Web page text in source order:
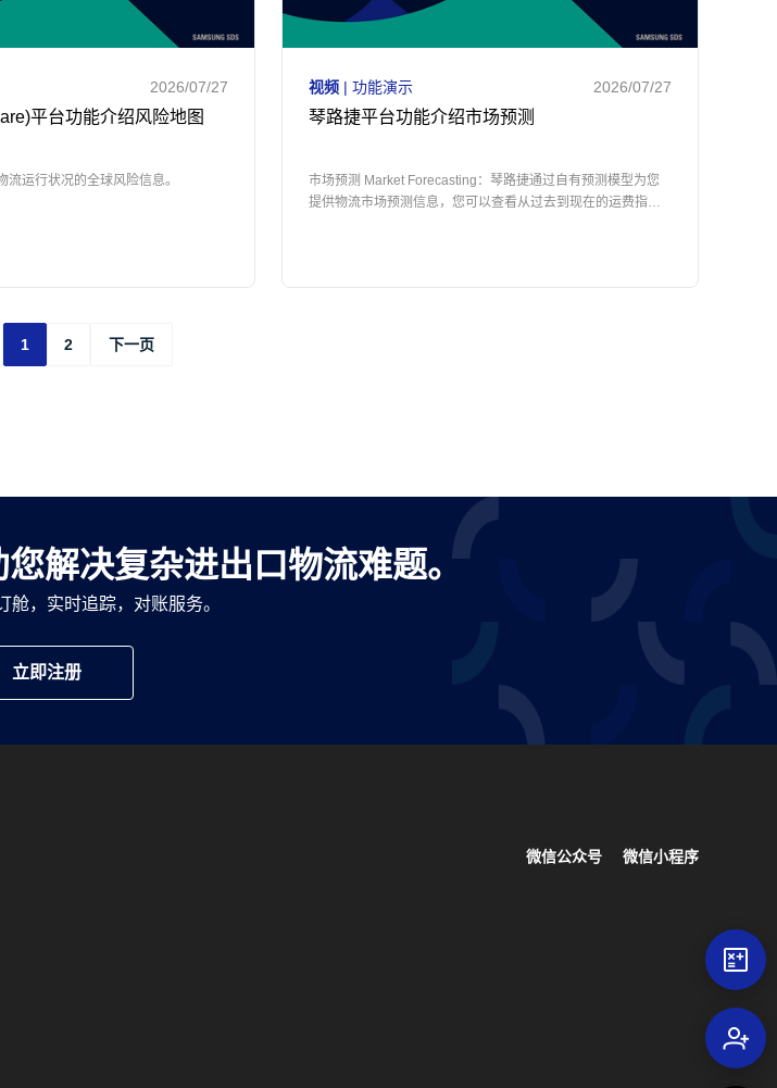
2026/07/27
平台功能介绍风险地图
流运行状况的全球风险信息。
视频 | 功能演示 2026/07/27
琴路捷平台功能介绍市场预测
市场预测 Market Forecasting：琴路捷通过自有预测模型为您
提供物流市场预测信息，您可以查看从过去到现在的运费指数
1 2 下一页
解决复杂进出口物流难题。
舱，实时追踪，对账服务。
立即注册
微信公众号 微信小程序